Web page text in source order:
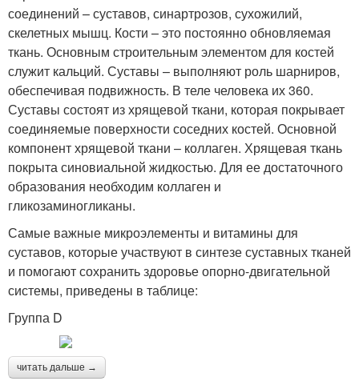
соединений – суставов, синартрозов, сухожилий,
скелетных мышц. Кости – это постоянно обновляемая
ткань. Основным строительным элементом для костей
служит кальций. Суставы – выполняют роль шарниров,
обеспечивая подвижность. В теле человека их 360.
Суставы состоят из хрящевой ткани, которая покрывает
соединяемые поверхности соседних костей. Основной
компонент хрящевой ткани – коллаген. Хрящевая ткань
покрыта синовиальной жидкостью. Для ее достаточного
образования необходим коллаген и
гликозаминогликаны.
Самые важные микроэлементы и витамины для
суставов, которые участвуют в синтезе суставных тканей
и помогают сохранить здоровье опорно-двигательной
системы, приведены в таблице:
Группа D
читать дальше →